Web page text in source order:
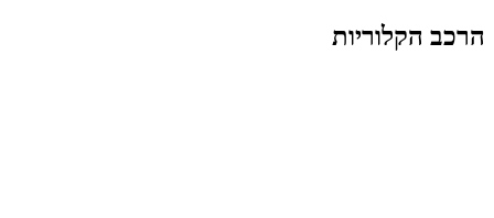
הרכב הקלוריות